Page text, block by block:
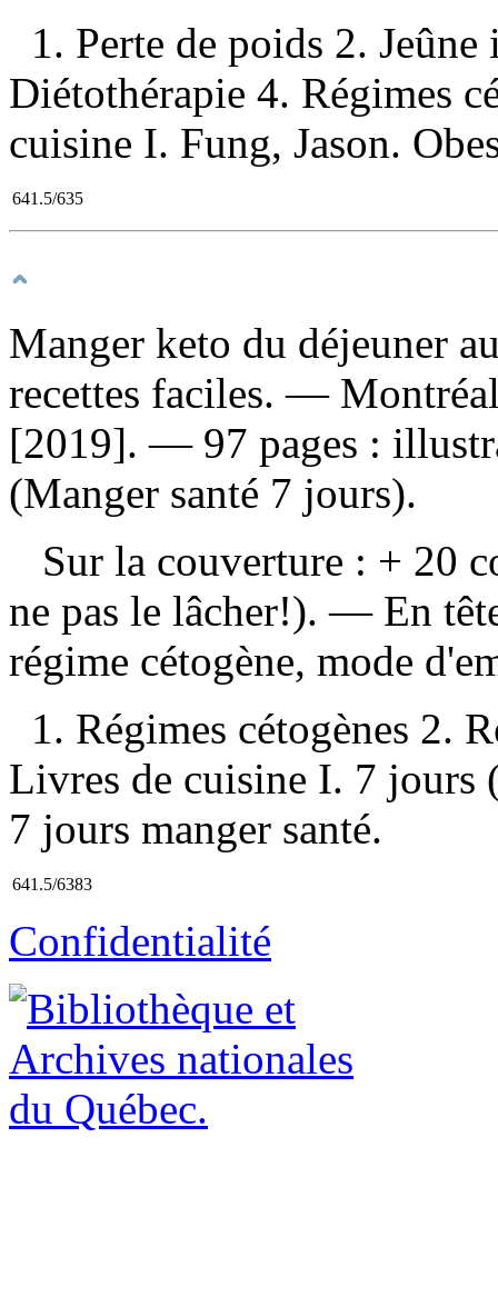
1. Perte de poids 2.
Diétothérapie 4. Régimes
cuisine I. Fung, Jason.
641.5/635
Manger keto du déjeuner
recettes faciles. — Montréal
[2019]. — 97 pages :
(Manger santé 7 jours).
Sur la couverture : + 20
ne pas le lâcher!). — En
régime cétogène, mode
1. Régimes cétogènes 2.
Livres de cuisine I. 7
7 jours manger santé.
641.5/6383
Confidentialité